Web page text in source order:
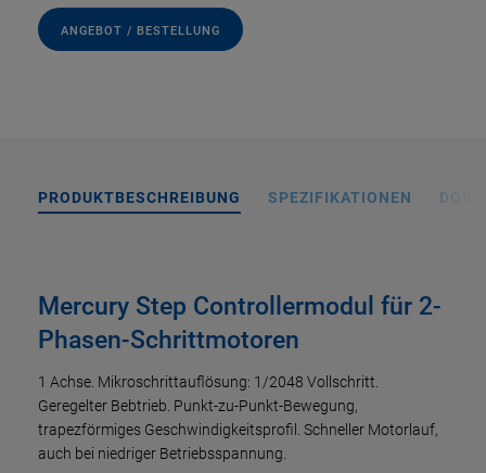
ANGEBOT / BESTELLUNG
PRODUKTBESCHREIBUNG SPEZIFIKATIONEN
Mercury Step Controllermodul für 2-
Phasen-Schrittmotoren
1 Achse. Mikroschrittauflösung: 1/2048 Vollschritt.
Geregelter Bebtrieb. Punkt-zu-Punkt-Bewegung,
trapezförmiges Geschwindigkeitsprofil. Schneller Motorlauf,
auch bei niedriger Betriebsspannung.